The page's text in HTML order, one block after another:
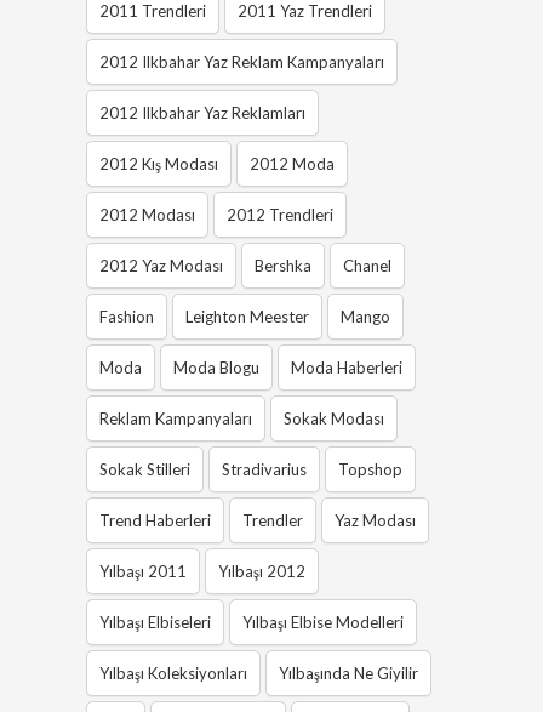
2011 Trendleri 2011 Yaz Trendleri
2012 Ilkbahar Yaz Reklam Kampanyaları
2012 Ilkbahar Yaz Reklamları
2012 Kış Modası 2012 Moda
2012 Modası 2012 Trendleri
2012 Yaz Modası Bershka Chanel
Fashion Leighton Meester Mango
Moda Moda Blogu Moda Haberleri
Reklam Kampanyaları Sokak Modası
Sokak Stilleri Stradivarius Topshop
Trend Haberleri Trendler Yaz Modası
Yılbaşı 2011 Yılbaşı 2012
Yılbaşı Elbiseleri Yılbaşı Elbise Modelleri
Yılbaşı Koleksiyonları Yılbaşında Ne Giyilir